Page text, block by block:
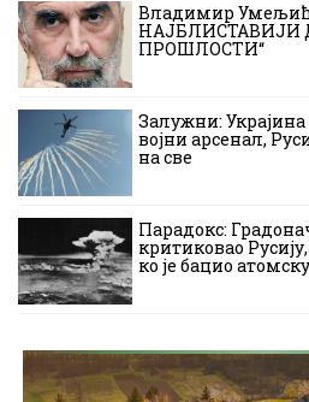
Владимир
НАЈБЛИСТАВИЈИ
ПРОШЛОСТИ“
Залужни: Украјина
војни арсенал,
на све
Парадокс:
критиковао
ко је бацио